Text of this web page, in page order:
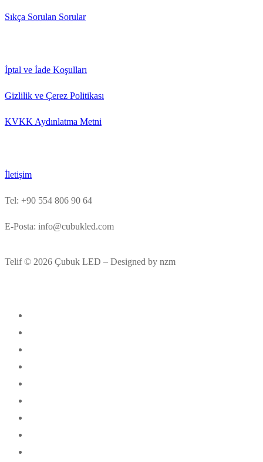
Sıkça Sorulan Sorular
İptal ve İade Koşulları
Gizlilik ve Çerez Politikası
KVKK Aydınlatma Metni
İletişim
Tel: +90 554 806 90 64
E-Posta: info@cubukled.com
Telif © 2026 Çubuk LED – Designed by nzm